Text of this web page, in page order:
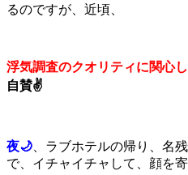
るのですが、近頃、
浮気調査のクオリティに関心
自賛✌
夜🌙 、ラブホテルの帰り、名
で、イチャイチャして、顔を寄